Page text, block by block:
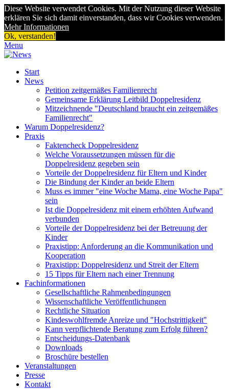
Diese Website verwendet Cookies. Mit der Nutzung dieser Website
erklären Sie sich damit einverstanden, dass wir Cookies verwenden.
Mehr Informationen
Ok, verstanden!
Menu
Start
News
Petition zeitgemäßes Familienrecht
Gemeinsame Erklärung Leitbild Doppelresidenz
Mitzeichnende "Deutschland braucht ein zeitgemäßes
Familienrecht"
Warum Doppelresidenz?
Praxis
Faktencheck Doppelresidenz
Welche Voraussetzungen müssen für die
Doppelresidenz gegeben sein
Vorteile der Doppelresidenz für Eltern und Kinder
Die Bindung der Kinder an beide Eltern
Muss es immer "eine Woche Mama, eine Woche Papa"
sein
Ist die Doppelresidenz mit einem erhöhten Aufwand
verbunden
Vorteile der Doppelresidenz bei der Betreuung der
Kinder
Praxistipp: Anforderung an die Kommunikation und
Kooperation
Praxistipp: Doppelresidenz und Streit der Eltern
15 Tipps für Eltern nach einer Trennung
Fachinformationen
Gesellschaftliche Rahmenbedingungen
Wissenschaftliche Veröffentlichungen
Rechtliche Situation
Kindeswohlfremde Anreize und "Hochstrittigkeit"
Kann verpflichtende Beratung zum Erfolg führen?
Entscheidungs-Datenbank
Downloads
Broschüre bestellen
Veranstaltungen
Presse
Kontakt